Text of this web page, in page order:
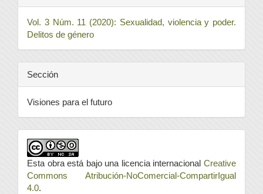
Vol. 3 Núm. 11 (2020): Sexualidad, violencia y poder.
Delitos de género
Sección
Visiones para el futuro
Esta obra está bajo una licencia internacional Creative
Commons Atribución-NoComercial-CompartirIgual
4.0.